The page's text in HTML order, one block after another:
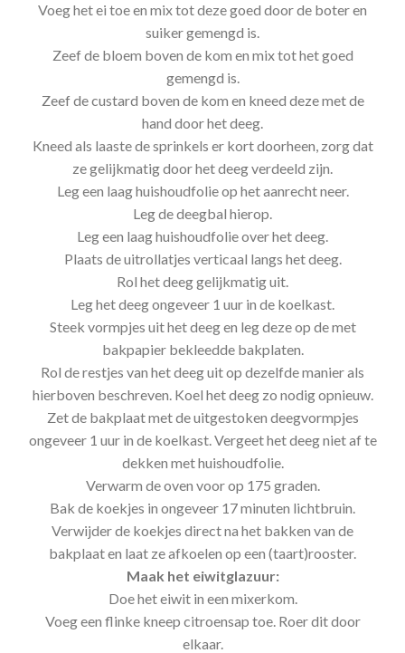
Voeg het ei toe en mix tot deze goed door de boter en
suiker gemengd is.
Zeef de bloem boven de kom en mix tot het goed
gemengd is.
Zeef de custard boven de kom en kneed deze met de
hand door het deeg.
Kneed als laaste de sprinkels er kort doorheen, zorg dat
ze gelijkmatig door het deeg verdeeld zijn.
Leg een laag huishoudfolie op het aanrecht neer.
Leg de deegbal hierop.
Leg een laag huishoudfolie over het deeg.
Plaats de uitrollatjes verticaal langs het deeg.
Rol het deeg gelijkmatig uit.
Leg het deeg ongeveer 1 uur in de koelkast.
Steek vormpjes uit het deeg en leg deze op de met
bakpapier bekleedde bakplaten.
Rol de restjes van het deeg uit op dezelfde manier als
hierboven beschreven. Koel het deeg zo nodig opnieuw.
Zet de bakplaat met de uitgestoken deegvormpjes
ongeveer 1 uur in de koelkast. Vergeet het deeg niet af te
dekken met huishoudfolie.
Verwarm de oven voor op 175 graden.
Bak de koekjes in ongeveer 17 minuten lichtbruin.
Verwijder de koekjes direct na het bakken van de
bakplaat en laat ze afkoelen op een (taart)rooster.
Maak het eiwitglazuur:
Doe het eiwit in een mixerkom.
Voeg een flinke kneep citroensap toe. Roer dit door
elkaar.